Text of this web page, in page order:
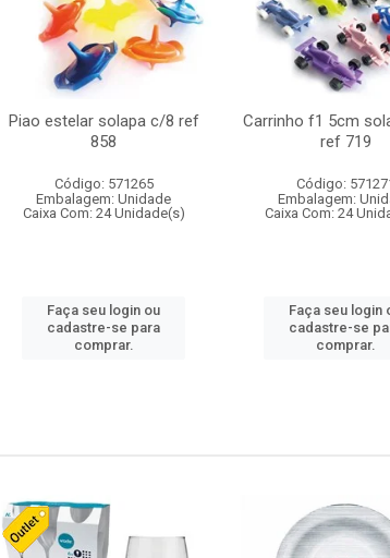
Piao estelar solapa c/8 ref
858
Código: 571265
Embalagem: Unidade
Caixa Com: 24 Unidade(s)
Faça seu login ou
cadastre-se para
comprar.
Carrinho f1 5cm
ref 719
Código:
Embalagem:
Caixa Com: 24
Faça seu login
cadastre-se
comprar.